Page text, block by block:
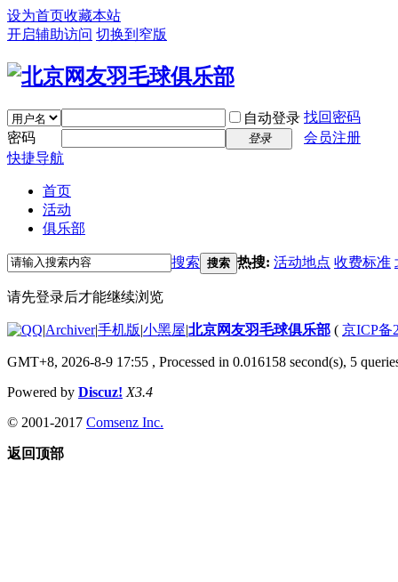
设为首页收藏本站
开启辅助访问 切换到窄版
自动登录 找回密码
密码
登录
会员注册
快捷导航
首页
活动
俱乐部
搜索 搜索 热搜: 活动地点 收费标准
请先登录后才能继续浏览
|Archiver|手机版|小黑屋|北京网友羽毛球俱乐部 ( 京ICP备
GMT+8, 2026-8-9 17:55 , Processed in 0.016158 second(s), 5
Powered by Discuz! X3.4
© 2001-2017 Comsenz Inc.
返回顶部